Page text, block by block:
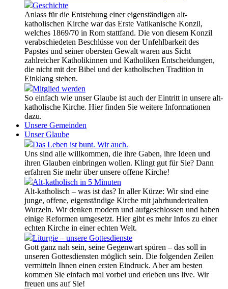
Geschichte
Anlass für die Entstehung einer eigenständigen alt-
katholischen Kirche war das Erste Vatikanische Konzil,
welches 1869/70 in Rom stattfand. Die von diesem Konzil
verabschiedeten Beschlüsse von der Unfehlbarkeit des
Papstes und seiner obersten Gewalt waren aus Sicht
zahlreicher Katholikinnen und Katholiken Entscheidungen,
die nicht mit der Bibel und der katholischen Tradition in
Einklang stehen.
Mitglied werden
So einfach wie unser Glaube ist auch der Eintritt in unsere alt-
katholische Kirche. Hier finden Sie weitere Informationen
dazu.
Unsere Gemeinden
Unser Glaube
Das Leben ist bunt. Wir auch.
Uns sind alle willkommen, die ihre Gaben, ihre Ideen und
ihren Glauben einbringen wollen. Klingt gut für Sie? Dann
erfahren Sie mehr über unsere offene Kirche!
Alt-katholisch in 5 Minuten
Alt-katholisch – was ist das? In aller Kürze: Wir sind eine
junge, offene, eigenständige Kirche mit jahrhundertealten
Wurzeln. Wir denken modern und aufgeschlossen und haben
einige Reformen umgesetzt. Hier gibt es mehr Infos zu einer
echten Kirche in einer echten Welt.
Liturgie – unsere Gottesdienste
Gott ganz nah sein, seine Gegenwart spüren – das soll in
unseren Gottesdiensten möglich sein. Die folgenden Zeilen
vermitteln Ihnen einen ersten Eindruck. Aber am besten
kommen Sie einfach mal vorbei und erleben uns live. Wir
freuen uns auf Sie!